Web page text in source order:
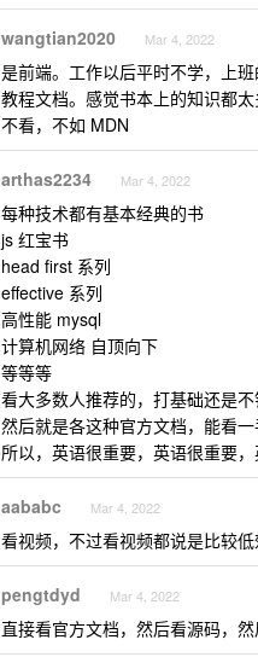
wangtian2020 Mar 4, 2022
是前端。工作以后平时不学，上
教程文档。感觉书本上的知识都
不看，不如 MDN
arthas2234 Mar 4, 2022
每种技术都有基本经典的书
js 红宝书
head first 系列
effective 系列
高性能 mysql
计算机网络 自顶向下
等等等
看大多数人推荐的，打基础还是不
然后就是各这种官方文档，能看
所以，英语很重要，英语很重要
aababc Mar 4, 2022
看视频，不过看视频都说是比较
pengtdyd Mar 4, 2022
直接看官方文档，然后看源码，